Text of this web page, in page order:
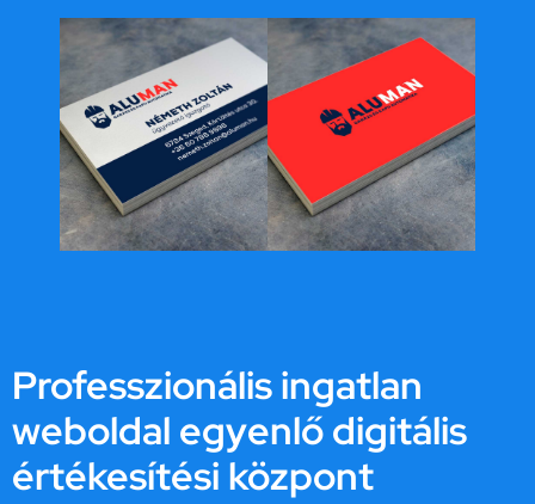
Professzionális ingatlan
weboldal egyenlő digitális
értékesítési központ